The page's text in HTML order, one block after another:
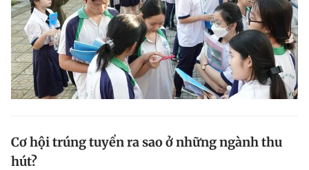
Cơ hội trúng tuyển ra sao ở những ngành thu
hút?